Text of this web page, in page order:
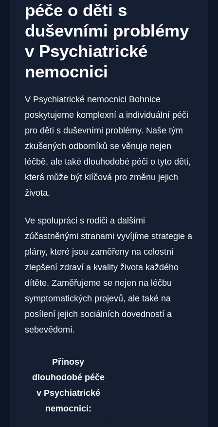
péče o děti s
duševními problémy
v Psychiatrické
nemocnici
V Psychiatrické nemocnici Bohnice
poskytujeme komplexní a individuální péči
pro děti s duševními problémy. Naše tým
zkušených odborníků se věnuje nejen
léčbě, ale také dlouhodobé péči o tyto děti,
která může být klíčová pro změnu jejich
života.
Ve spolupráci s rodiči a dalšími
zúčastněnými stranami vyvíjíme strategie a
plány, které jsou zaměřeny na celostní
zlepšení zdraví a kvality života každého
dítěte. Zaměřujeme se nejen na léčbu
symptomatických projevů, ale také na
posílení jejich sociálních dovedností a
sebevědomí.
Přínosy
dlouhodobé péče
v Psychiatrické
nemocnici: